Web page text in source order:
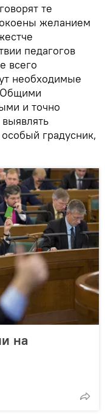
те
желанием
педагогов
всего
необходимые
Общими
и точно
градусник,
на